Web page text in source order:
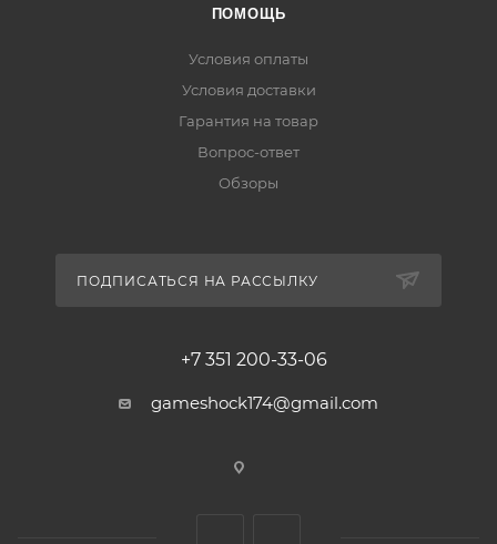
ПОМОЩЬ
Условия оплаты
Условия доставки
Гарантия на товар
Вопрос-ответ
Обзоры
ПОДПИСАТЬСЯ НА РАССЫЛКУ
+7 351 200-33-06
gameshock174@gmail.com